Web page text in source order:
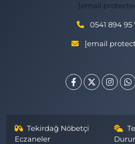
[email
0541 894 95
[email
Tekirdağ Nöbetçi
Eczaneler